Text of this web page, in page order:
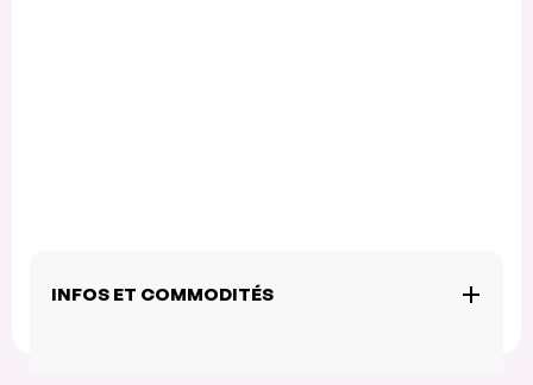
INFOS ET COMMODITÉS